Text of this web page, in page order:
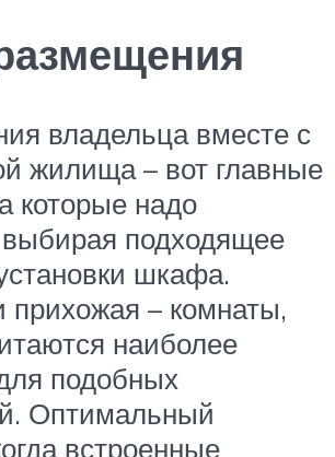
владельца вместе с
жилища – вот главные
которые надо
выбирая подходящее
шкафа.
прихожая – комнаты,
наиболее
подобных
Оптимальный
встроенные